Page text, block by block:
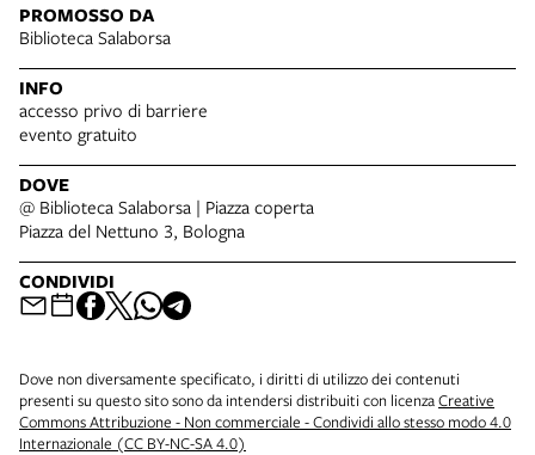
PROMOSSO DA
Biblioteca Salaborsa
INFO
accesso privo di barriere
evento gratuito
DOVE
@ Biblioteca Salaborsa | Piazza coperta
Piazza del Nettuno 3, Bologna
CONDIVIDI
Dove non diversamente specificato, i diritti di utilizzo dei contenuti
presenti su questo sito sono da intendersi distribuiti con licenzaCreative
Commons Attribuzione - Non commerciale - Condividi allo stesso modo 4.0
Internazionale (CC BY-NC-SA 4.0)